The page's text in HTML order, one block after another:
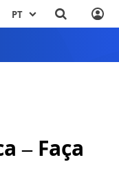
PT
– Faça